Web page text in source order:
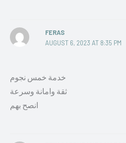
FERAS
AUGUST 6, 2023 AT 8:35 PM
خدمة خمس نجوم
ثقة وامانة وسرعة
انصح بهم